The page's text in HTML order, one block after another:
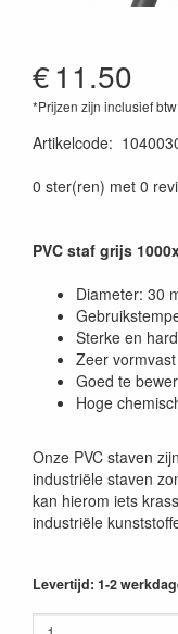
€11.50
*Prijzen zijn inclusief btw
Artikelcode:
0 ster(ren) met 0
PVC staf grijs
Diameter: 30
Sterke en
Zeer vormvast
Goed te
Hoge
Onze PVC staven
industriële staven
kan hierom iets
industriële
Levertijd: 1-2